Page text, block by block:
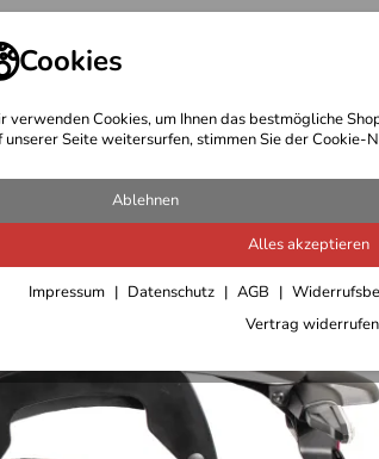
Cookies
verwenden Cookies, um Ihnen das bestmögliche
unserer Seite weitersurfen, stimmen Sie der Cookie-
Ablehnen
Alles akzeptieren
Impressum Datenschutz AGB
Vertrag widerrufen
Bekleidung Outdoor